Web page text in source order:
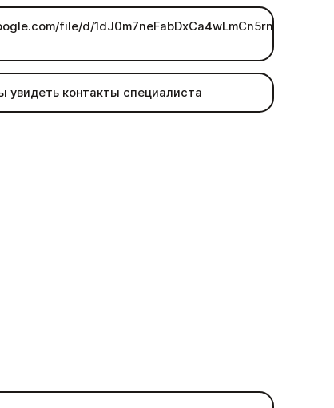
file/d/
увидеть контакты специалиста